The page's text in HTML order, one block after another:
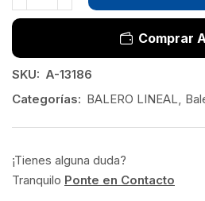
Comprar
SKU: A-13186
Categorías: BALERO LINEAL,
¡Tienes alguna duda?
Tranquilo Ponte en Contacto